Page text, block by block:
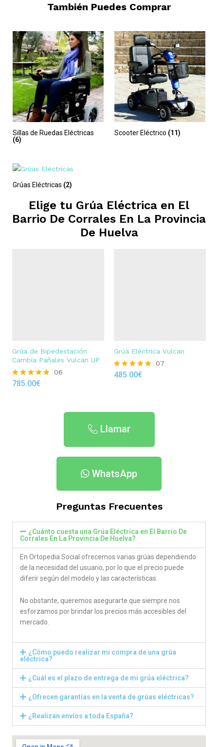
También Puedes Comprar
Sillas de Ruedas Eléctricas
(6)
Scooter Eléctrico (11)
Grúas Eléctricas (2)
Elige tu Grúa Eléctrica en El
Barrio De Corrales En La Provincia
De Huelva
Grúa de Bipedestación
Cambia Pañales Vulcan UP
Rated
06
785.00€
Grúa Eléctrica Vulcan
Rated
07
485.00€
Llamar
WhatsApp
Preguntas Frecuentes
¿Cuánto cuesta una Grúa Eléctrica en El Barrio De
Corrales En La Provincia De Huelva​?
En Ortopedia Social ofrecemos varias grúas dependiendo
de la necesidad del usuario, por lo que el precio puede
diferir según del modelo y las características.
No obstante, queremos asegurarte que siempre nos
esforzamos por brindar los precios más accesibles del
mercado.
¿Cómo puedo realizar mi compra de una grúa
eléctrica?
¿Cuál es el plazo de entrega de mi grúa eléctrica?
¿Ofrecen garantías en la venta de grúas eléctricas?
¿Realizan envíos a toda España?